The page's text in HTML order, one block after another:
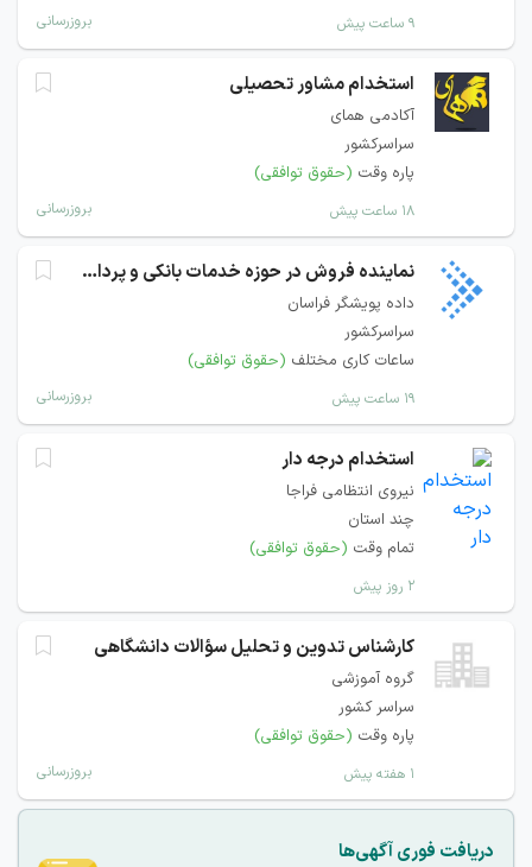
۹ ساعت پیش بروزرسانی
استخدام مشاور تحصیلی
آکادمی همای
سراسرکشور
پاره وقت (حقوق توافقی)
۱۸ ساعت پیش بروزرسانی
نماینده فروش در حوزه خدمات بانکی و پرداخت
داده پویشگر فراسان
سراسرکشور
ساعات کاری مختلف (حقوق توافقی)
۱۹ ساعت پیش بروزرسانی
استخدام درجه دار
نیروی انتظامی فراجا
چند استان
تمام وقت (حقوق توافقی)
۲ روز پیش
کارشناس تدوین و تحلیل سؤالات دانشگاهی
گروه آموزشی
سراسر کشور
پاره وقت (حقوق توافقی)
۱ هفته پیش بروزرسانی
دریافت فوری آگهی‌ها